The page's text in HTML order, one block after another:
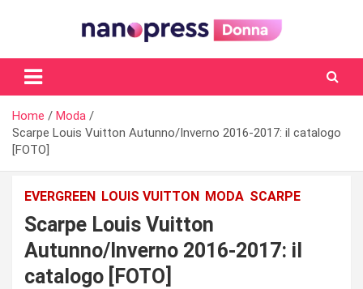
Il magazine femminile di Nanopress.it
Home
Moda
Scarpe Louis Vuitton Autunno/Inverno 2016-2017: il catalogo
[FOTO]
EVERGREEN LOUIS VUITTON MODA SCARPE
Scarpe Louis Vuitton
Autunno/Inverno 2016-2017: il
catalogo [FOTO]